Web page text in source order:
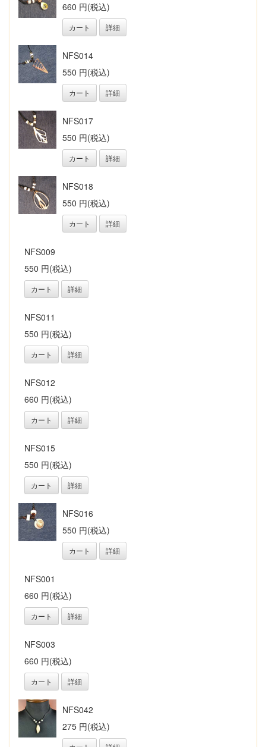
660 円(税込)
カート 詳細
NFS014
550 円(税込)
カート 詳細
NFS017
550 円(税込)
カート 詳細
NFS018
550 円(税込)
カート 詳細
NFS009
550 円(税込)
カート 詳細
NFS011
550 円(税込)
カート 詳細
NFS012
660 円(税込)
カート 詳細
NFS015
550 円(税込)
カート 詳細
NFS016
550 円(税込)
カート 詳細
NFS001
660 円(税込)
カート 詳細
NFS003
660 円(税込)
カート 詳細
NFS042
275 円(税込)